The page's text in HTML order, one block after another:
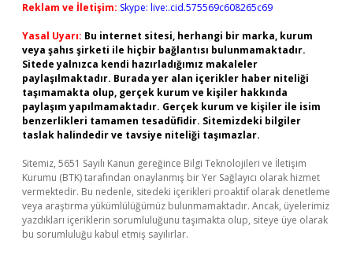
Reklam ve İletişim: Skype: live:.cid.575569c608265c69
Yasal Uyarı: Bu internet sitesi, herhangi bir marka, kurum
veya şahıs şirketi ile hiçbir bağlantısı bulunmamaktadır.
Sitede yalnızca kendi hazırladığımız makaleler
paylaşılmaktadır. Burada yer alan içerikler haber niteliği
taşımamakta olup, gerçek kurum ve kişiler hakkında
paylaşım yapılmamaktadır. Gerçek kurum ve kişiler ile isim
benzerlikleri tamamen tesadüfidir. Sitemizdeki bilgiler
taslak halindedir ve tavsiye niteliği taşımazlar.
Sitemiz, 5651 Sayılı Kanun gereğince Bilgi Teknolojileri ve İletişim
Kurumu (BTK) tarafından onaylanmış bir Yer Sağlayıcı olarak hizmet
vermektedir. Bu nedenle, sitedeki içerikleri proaktif olarak denetleme
veya araştırma yükümlülüğümüz bulunmamaktadır. Ancak, üyelerimiz
yazdıkları içeriklerin sorumluluğunu taşımakta olup, siteye üye olarak
bu sorumluluğu kabul etmiş sayılırlar.